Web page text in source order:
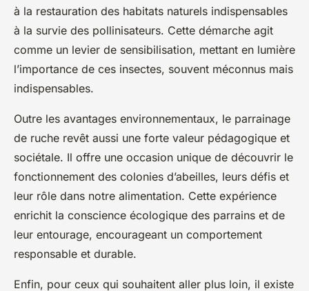
à la restauration des habitats naturels indispensables
à la survie des pollinisateurs. Cette démarche agit
comme un levier de sensibilisation, mettant en lumière
l’importance de ces insectes, souvent méconnus mais
indispensables.
Outre les avantages environnementaux, le parrainage
de ruche revêt aussi une forte valeur pédagogique et
sociétale. Il offre une occasion unique de découvrir le
fonctionnement des colonies d’abeilles, leurs défis et
leur rôle dans notre alimentation. Cette expérience
enrichit la conscience écologique des parrains et de
leur entourage, encourageant un comportement
responsable et durable.
Enfin, pour ceux qui souhaitent aller plus loin, il existe